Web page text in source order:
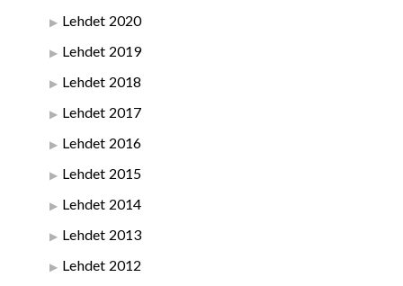
Lehdet 2020
Lehdet 2019
Lehdet 2018
Lehdet 2017
Lehdet 2016
Lehdet 2015
Lehdet 2014
Lehdet 2013
Lehdet 2012